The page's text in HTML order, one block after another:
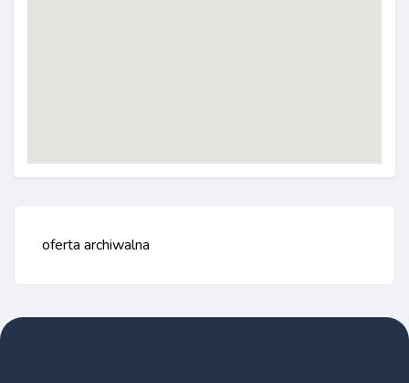
oferta archiwalna